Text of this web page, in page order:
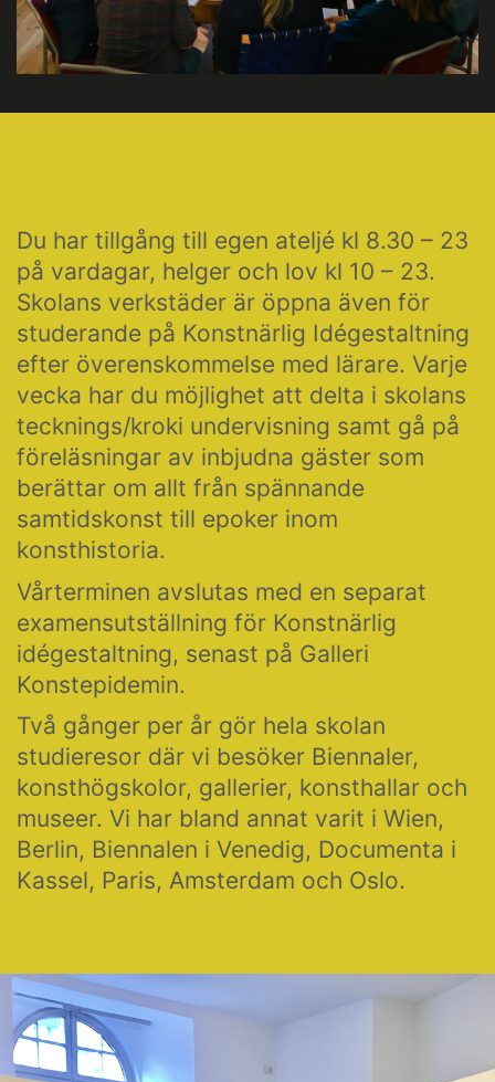
Du har tillgång till egen ateljé kl 8.30 – 23
på vardagar, helger och lov kl 10 – 23.
Skolans verkstäder är öppna även för
studerande på Konstnärlig Idégestaltning
efter överenskommelse med lärare. Varje
vecka har du möjlighet att delta i skolans
tecknings/kroki undervisning samt gå på
föreläsningar av inbjudna gäster som
berättar om allt från spännande
samtidskonst till epoker inom
konsthistoria.
Vårterminen avslutas med en separat
examensutställning för Konstnärlig
idégestaltning, senast på Galleri
Konstepidemin.
Två gånger per år gör hela skolan
studieresor där vi besöker Biennaler,
konsthögskolor, gallerier, konsthallar och
museer. Vi har bland annat varit i Wien,
Berlin, Biennalen i Venedig, Documenta i
Kassel, Paris, Amsterdam och Oslo.